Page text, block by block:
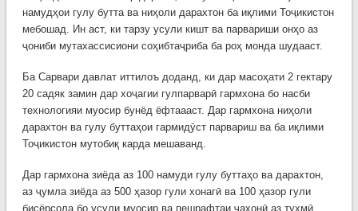
намудҳои гулу бутта ва ниҳоли дарахтон ба иқлими Тоҷикистон
мебошад. Ин аст, ки тарзу усули кишт ва парвариши онҳо аз
ҷониби мутахассисиони соҳибтаҷриба ба роҳ монда шудааст.
Ба Сарвари давлат иттилоъ доданд, ки дар масоҳати 2 гектару
20 садяк замин дар хоҷагии гулпарварӣ гармхона бо насби
технологияи муосир бунёд ёфтаааст. Дар гармхона ниҳоли
дарахтон ва гулу буттаҳои гармидӯст парвариш ва ба иқлими
Тоҷикистон мутобиқ карда мешаванд.
Дар гармхона зиёда аз 100 намуди гулу буттаҳо ва дарахтон,
аз ҷумла зиёда аз 500 ҳазор гули хонагӣ ва 100 ҳазор гули
бисёрсола бо усули муосир ва пешрафтаи ҷаҳонӣ аз тухмӣ